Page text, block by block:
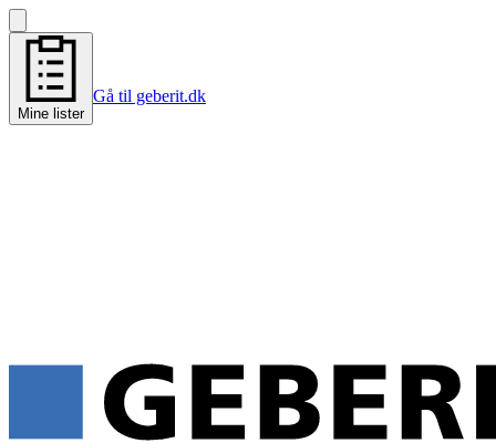
Mine lister
Gå til geberit.dk